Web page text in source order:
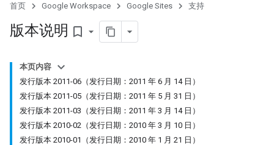
首页 Google Workspace Google Sites 支持
版本说明 bookmark_border
本页内容
发行版本 2011-06（发行日期：2011 年 6 月 14 日）
发行版本 2011-05（发行日期：2011 年 5 月 31 日）
发行版本 2011-03（发行日期：2011 年 3 月 14 日）
发行版本 2010-02（发行日期：2010 年 3 月 10 日）
发行版本 2010-01（发行日期：2010 年 1 月 21 日）